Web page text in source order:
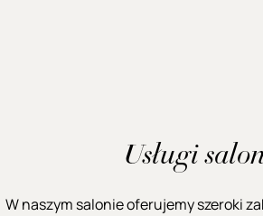
Usługi
W naszym salonie oferujemy szeroki